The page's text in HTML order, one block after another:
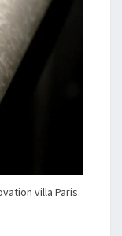
villa Paris.